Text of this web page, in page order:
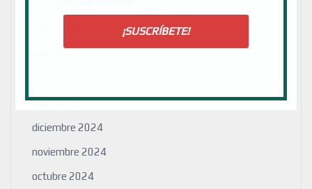
abril 2025
diciembre 2024
noviembre 2024
octubre 2024